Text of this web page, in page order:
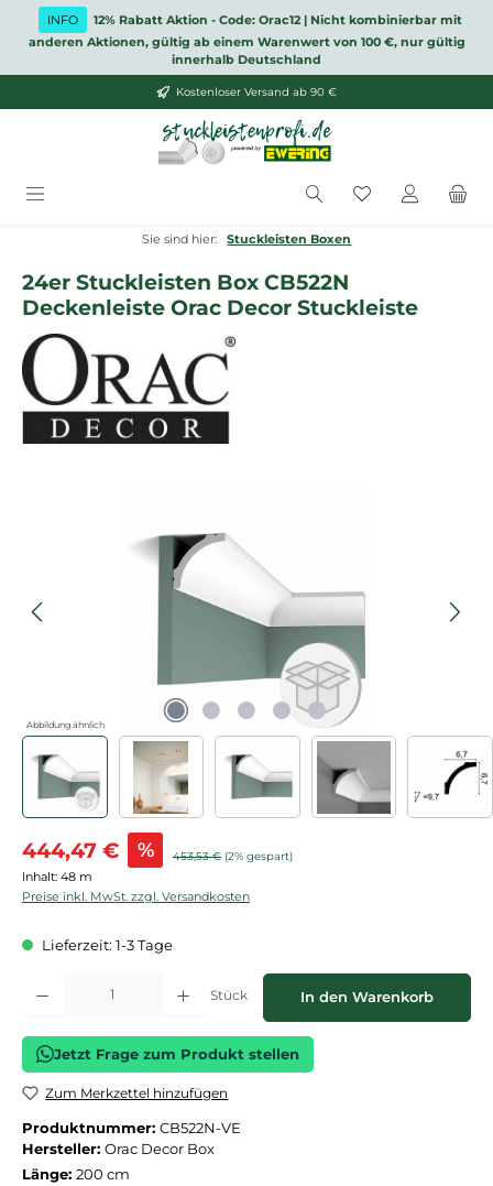
Zum Hauptinhalt springen
INFO
12% Rabatt Aktion - Code: Orac12 | Nicht kombinierbar mit
anderen Aktionen, gültig ab einem Warenwert von 100 €, nur gültig
innerhalb Deutschland
Kostenloser Versand ab 90 €
Du hast 0
Sie sind hier: Stuckleisten Boxen
24er Stuckleisten Box CB522N
Deckenleiste Orac Decor Stuckleiste
Abbildung ähnlich
Verkaufspreis:
444,47 € % Regulärer Preis:
453,53 € (2% gespart)
Inhalt: 48 m
Preise inkl. MwSt. zzgl. Versandkosten
Lieferzeit: 1-3 Tage
Produkt Anzahl: Gib den gewünschten Wert ein oder benutze die
Stück In den Warenkorb
Jetzt Frage zum Produkt stellen
Zum Merkzettel hinzufügen
Produktnummer: CB522N-VE
Hersteller: Orac Decor Box
Länge: 200 cm